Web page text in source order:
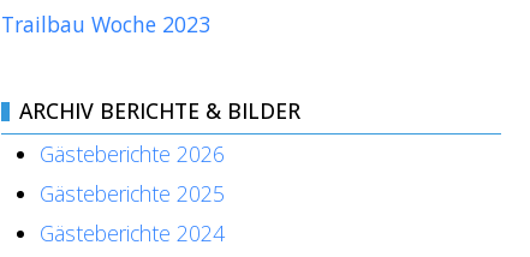
Trailbau Woche 2023
ARCHIV BERICHTE & BILDER
Gästeberichte 2026
Gästeberichte 2025
Gästeberichte 2024